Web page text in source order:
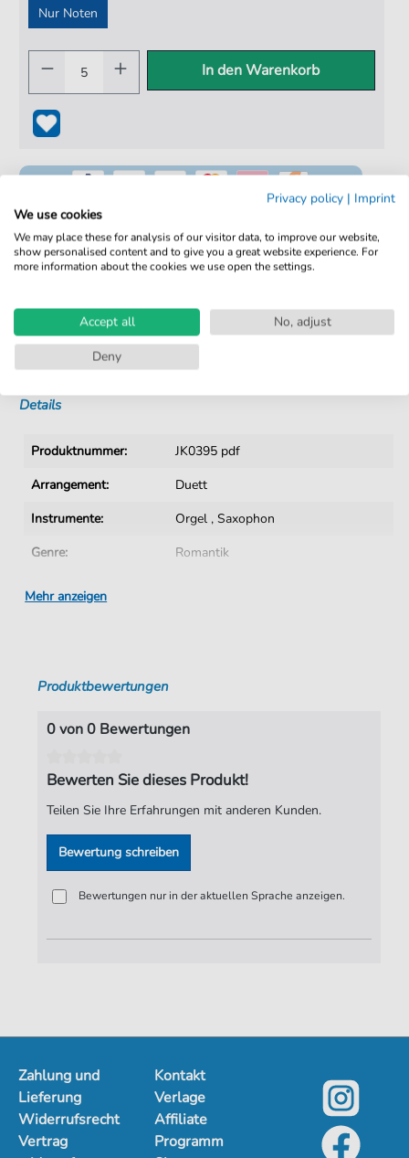
Nur Noten
In den Warenkorb
100% Legal & Lizenziert
Kein Abo. Fairer Einzelkauf.
Sofortiger Download nach Kauf
Details
Produktnummer:
JK0395 pdf
Arrangement:
Duett
Instrumente:
Orgel ,Saxophon
Genre:
Romantik
Ära:
Sprache:
Tonart:
As-Dur
Seiten:
9
Jürgen Knuth
Mehr anzeigen
Produktbewertungen
0 von 0 Bewertungen
Bewerten Sie dieses Produkt!
Teilen Sie Ihre Erfahrungen mit anderen Kunden.
Bewertung schreiben
Bewertungen nur in der aktuellen Sprache anzeigen.
Zahlung und
Lieferung
Widerrufsrecht
Vertrag
Kontakt
Verlage
Affiliate
Programm
Privacy policy | Imprint
We use cookies
We may place these for analysis of our visitor data, to improve our website,
show personalised content and to give you a great website experience. For
more information about the cookies we use open the settings.
Accept all
No, adjust
Deny